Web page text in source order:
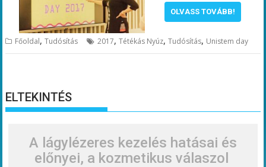
OLVASS TOVÁBB!
Főoldal,Tudósítás 2017,Tétékás Nyúz,Tudósítás, Unistem day
ELTEKINTÉS
A lágylézeres kezelés hatásai és
előnyei, a kozmetikus válaszol